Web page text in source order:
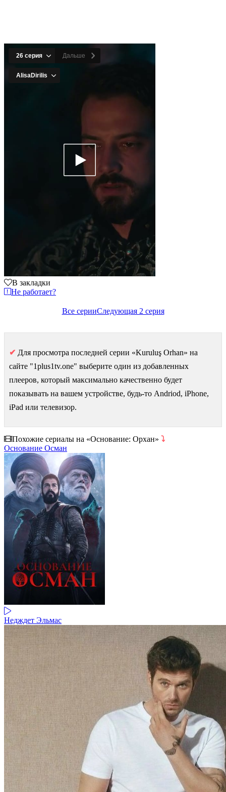
В закладки
Не работает?
Все серииСледующая 2 серия
✔ Для просмотра последней серии «Kuruluş Orhan» на
сайте "1plus1tv.one" выберите один из добавленных
плееров, который максимально качественно будет
показывать на вашем устройстве, будь-то Andriod, iPhone,
iPad или телевизор.
Похожие сериалы на «Основание: Орхан» ⤵
Основание Осман
Недждет Эльмас